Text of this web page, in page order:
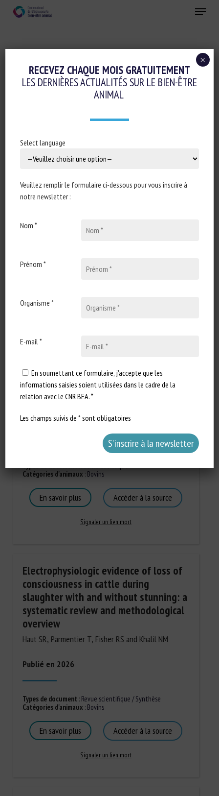
Menu
THÉMATIQUE :DOULEUR
Law: Fragmentation, Gaps, and
Emerging Models in Europe and
Lorenzo Fruscella, Diego Antonio Sicuso, Daria Vitale,
Annamaria Passantino
Publié en 2026
Types de document
Catégories d'animaux
:Invertébrés
Signaler un lien mort
douloureuses et stressantes chez les
bovins
Types de document:Article technique
Catégories d'animaux : Bovins
En savoir plus Accéder à la source
Signaler un lien mort
Electrophysiologic evidence of loss of
consciousness in cattle during
slaughter with and without stunning: a
systematic review and methodological
overview
Haut SR, Parmentier T, Fisher RS and Khalil NM
Publié en 2026
Types de document : Revue scientifique / Synthèse
Catégories d'animaux : Bovins
En savoir plus Accéder à la source
Signaler un lien mort
RECEVEZ CHAQUE MOIS GRATUITEMENT
LES DERNIÈRES ACTUALITÉS SUR LE BIEN-ÊTRE
ANIMAL
Select language
Veuillez remplir le formulaire ci-dessous pour vous inscrire à
notre newsletter :
Nom *
Prénom *
Organisme *
E-mail *
En soumettant ce formulaire, j'accepte que les
informations saisies soient utilisées dans le cadre de la
relation avec le CNR BEA. *
Les champs suivis de * sont obligatoires
×